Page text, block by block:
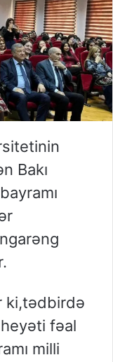
Bakı
ki,tədbirdə
fəal
milli